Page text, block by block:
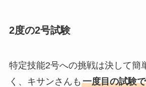
2度の2号試験
特定技能2号への挑戦は決して簡
く、キサンさんも 一度目の試験